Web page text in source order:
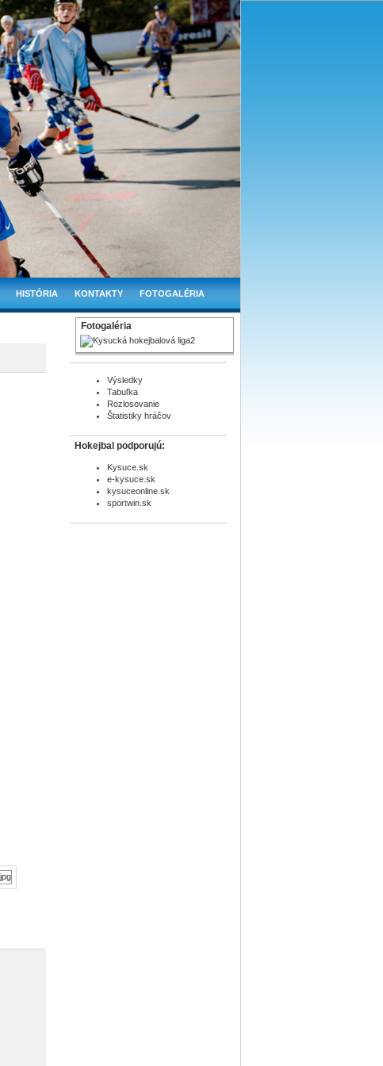
HISTÓRIA KONTAKTY FOTOGALÉRIA
Fotogaléria
Výsledky
Tabuľka
Rozlosovanie
Štatistiky hráčov
Hokejbal podporujú:
Kysuce.sk
e-kysuce.sk
kysuceonline.sk
sportwin.sk